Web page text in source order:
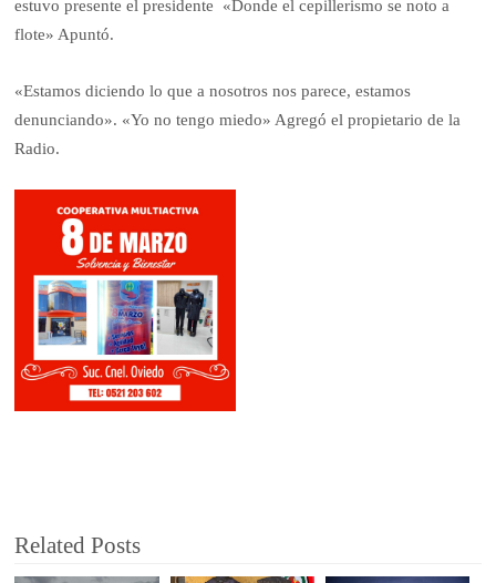
estuvo presente el presidente «Donde el cepillerismo se noto a
flote» Apuntó.
«Estamos diciendo lo que a nosotros nos parece, estamos
denunciando». «Yo no tengo miedo» Agregó el propietario de la
Radio.
Related Posts